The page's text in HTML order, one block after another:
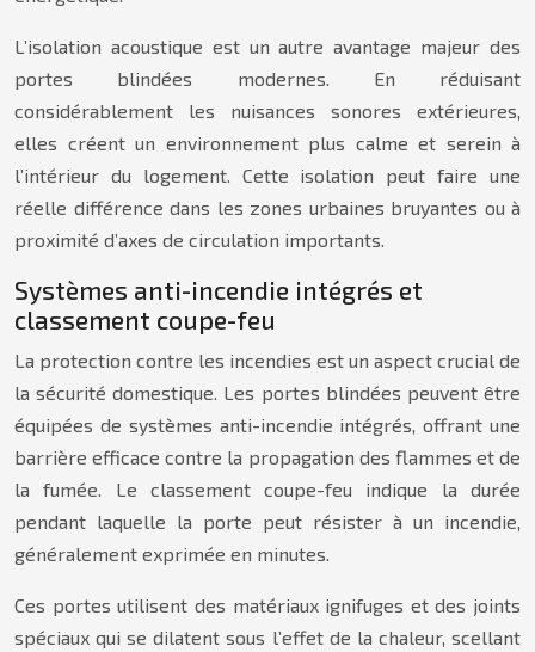
L’isolation acoustique est un autre avantage majeur des
portes blindées modernes. En réduisant
considérablement les nuisances sonores extérieures,
elles créent un environnement plus calme et serein à
l’intérieur du logement. Cette isolation peut faire une
réelle différence dans les zones urbaines bruyantes ou à
proximité d’axes de circulation importants.
Systèmes anti-incendie intégrés et
classement coupe-feu
La protection contre les incendies est un aspect crucial de
la sécurité domestique. Les portes blindées peuvent être
équipées de systèmes anti-incendie intégrés, offrant une
barrière efficace contre la propagation des flammes et de
la fumée. Le classement coupe-feu indique la durée
pendant laquelle la porte peut résister à un incendie,
généralement exprimée en minutes.
Ces portes utilisent des matériaux ignifuges et des joints
spéciaux qui se dilatent sous l’effet de la chaleur, scellant